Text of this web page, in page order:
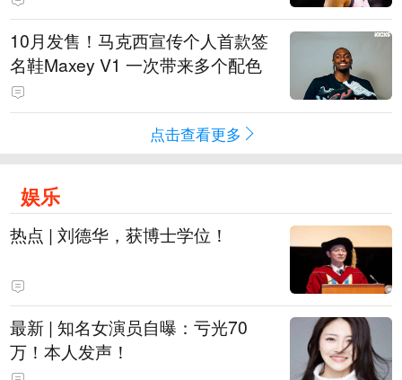
10月发售！马克西宣传个人首款签
名鞋Maxey V1 一次带来多个配色
点击查看更多
娱乐
热点 | 刘德华，获博士学位！
最新 | 知名女演员自曝：亏光70
万！本人发声！